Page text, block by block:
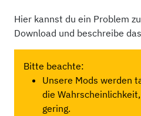
Hier kannst du ein Problem
Download und beschreibe
Bitte beachte:
Unsere Mods werden
die
gering.